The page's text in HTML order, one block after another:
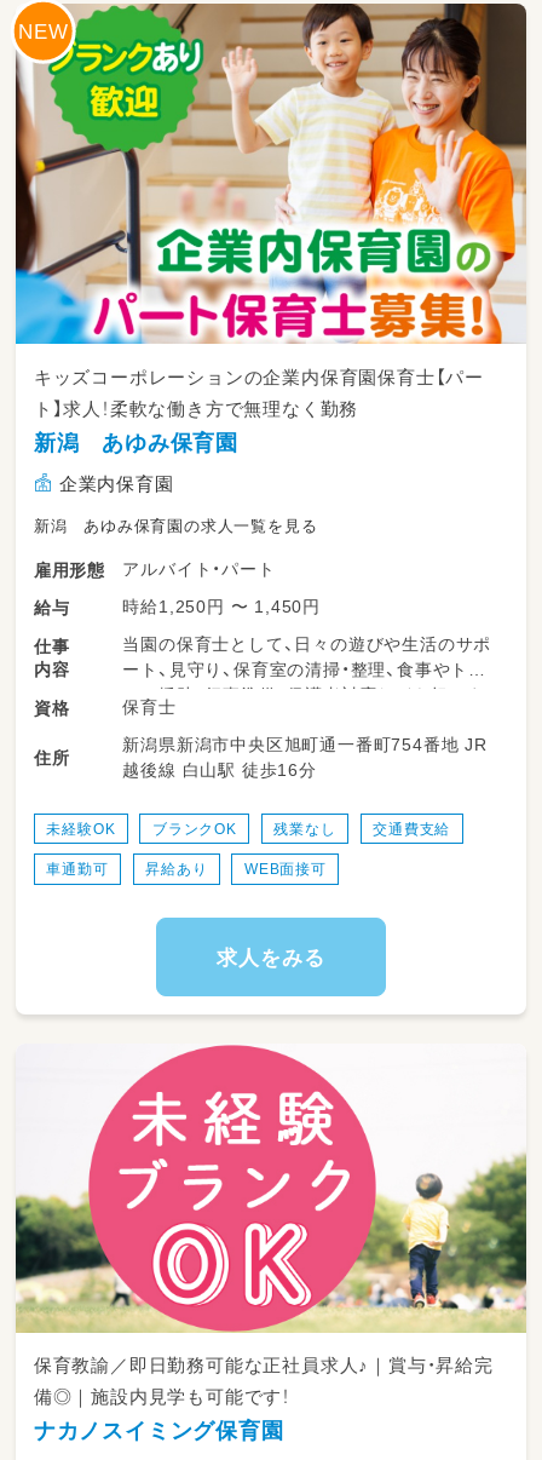
日常生活を楽しく過ごせるように
簡単なサポートをしたり、
体操、ダンス、ゲーム等で自立を支援！
毎日のスモールステップを見逃さず
「できたね！」と声をかけて
子ども達の「一歩前進」を
一緒になって喜んでもらえると
嬉しいです♪
キッズコーポレーションの企業内保育園保育士【パー
ト】求人！柔軟な働き方で無理なく勤務
新潟 あゆみ保育園
企業内保育園
新潟 あゆみ保育園の求人一覧を見る
雇用形態
アルバイト・パート
給与
時給1,250円 〜 1,450円
仕事
内容
当園の保育士として、日々の遊びや生活のサポ
ート、見守り、保育室の清掃・整理、食事やトイ
レの援助、行事準備、保護者対応などを担いま
す。柔軟な保育環境の中で、子どもたち一人ひ
とりにしっかり向き合える時間が多くありま
す。勤務日数や時間は相談可能で、ライフスタ
＜スケジュール例＞
・11:00～昼食
・15:00～自発的な活動(室内遊び/お散歩)
・18:00～降園
資格 保育士
住所
新潟県新潟市中央区旭町通一番町754番地 JR
越後線 白山駅 徒歩16分
未経験OK ブランクOK 残業なし 交通費支給
車通勤可 昇給あり WEB面接可
求人をみる
保育教諭／即日勤務可能な正社員求人♪｜賞与・昇給完
備◎｜施設内見学も可能です！
ナカノスイミング保育園